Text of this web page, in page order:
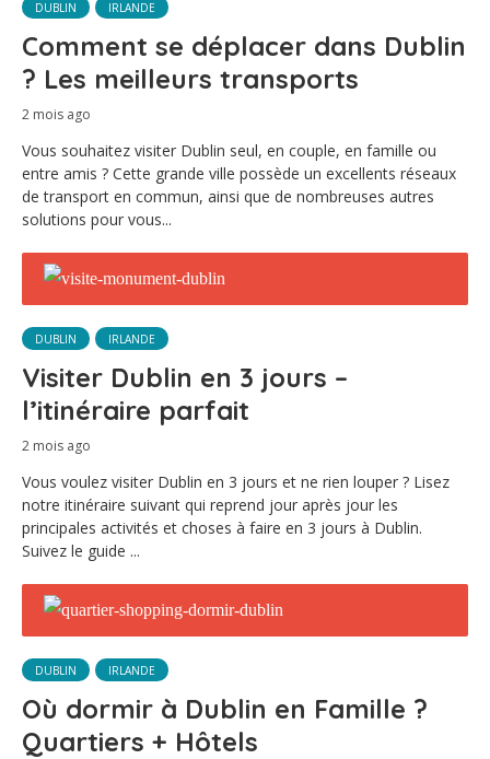
DUBLIN IRLANDE
Comment se déplacer dans Dublin
? Les meilleurs transports
2 mois ago
Vous souhaitez visiter Dublin seul, en couple, en famille ou
entre amis ? Cette grande ville possède un excellents réseaux
de transport en commun, ainsi que de nombreuses autres
solutions pour vous...
DUBLIN IRLANDE
Visiter Dublin en 3 jours –
l’itinéraire parfait
2 mois ago
Vous voulez visiter Dublin en 3 jours et ne rien louper ? Lisez
notre itinéraire suivant qui reprend jour après jour les
principales activités et choses à faire en 3 jours à Dublin.
Suivez le guide ...
DUBLIN IRLANDE
Où dormir à Dublin en Famille ?
Quartiers + Hôtels